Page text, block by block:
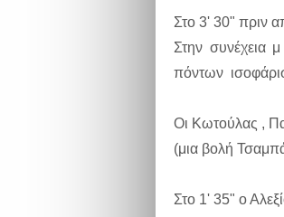
Στο 3' 30" πριν
Στην συνέχεια
πόντων
Οι Κωτούλας ,
(μια βολή
Στο 1' 35" ο